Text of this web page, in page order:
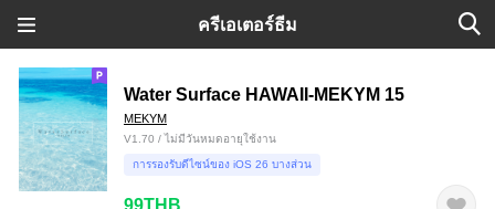
ครีเอเตอร์ธีม
Water Surface HAWAII-MEKYM 15
MEKYM
V1.70 / ไม่มีวันหมดอายุใช้งาน
การรองรับดีไซน์ของ iOS 26 บางส่วน
99THB